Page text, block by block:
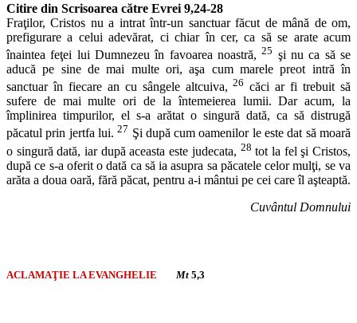
Citire din Scrisoarea către Evrei 9,24-28
Fraţilor, Cristos nu a intrat într-un sanctuar făcut de mână de om,
prefigurare a celui adevărat, ci chiar în cer, ca să se arate acum
înaintea feţei lui Dumnezeu în favoarea noastră,25 şi nu ca să se
aducă pe sine de mai multe ori, aşa cum marele preot intră în
sanctuar în fiecare an cu sângele altcuiva,26 căci ar fi trebuit să
sufere de mai multe ori de la întemeierea lumii. Dar acum, la
împlinirea timpurilor, el s-a arătat o singură dată, ca să distrugă
păcatul prin jertfa lui.27 Şi după cum oamenilor le este dat să moară
o singură dată, iar după aceasta este judecata, 28 tot la fel şi Cristos,
după ce s-a oferit o dată ca să ia asupra sa păcatele celor mulţi, se va
arăta a doua oară, fără păcat, pentru a-i mântui pe cei care îl aşteaptă.
Cuvântul Domnului
ACLAMAŢIE LA EVANGHELIE Mt 5,3